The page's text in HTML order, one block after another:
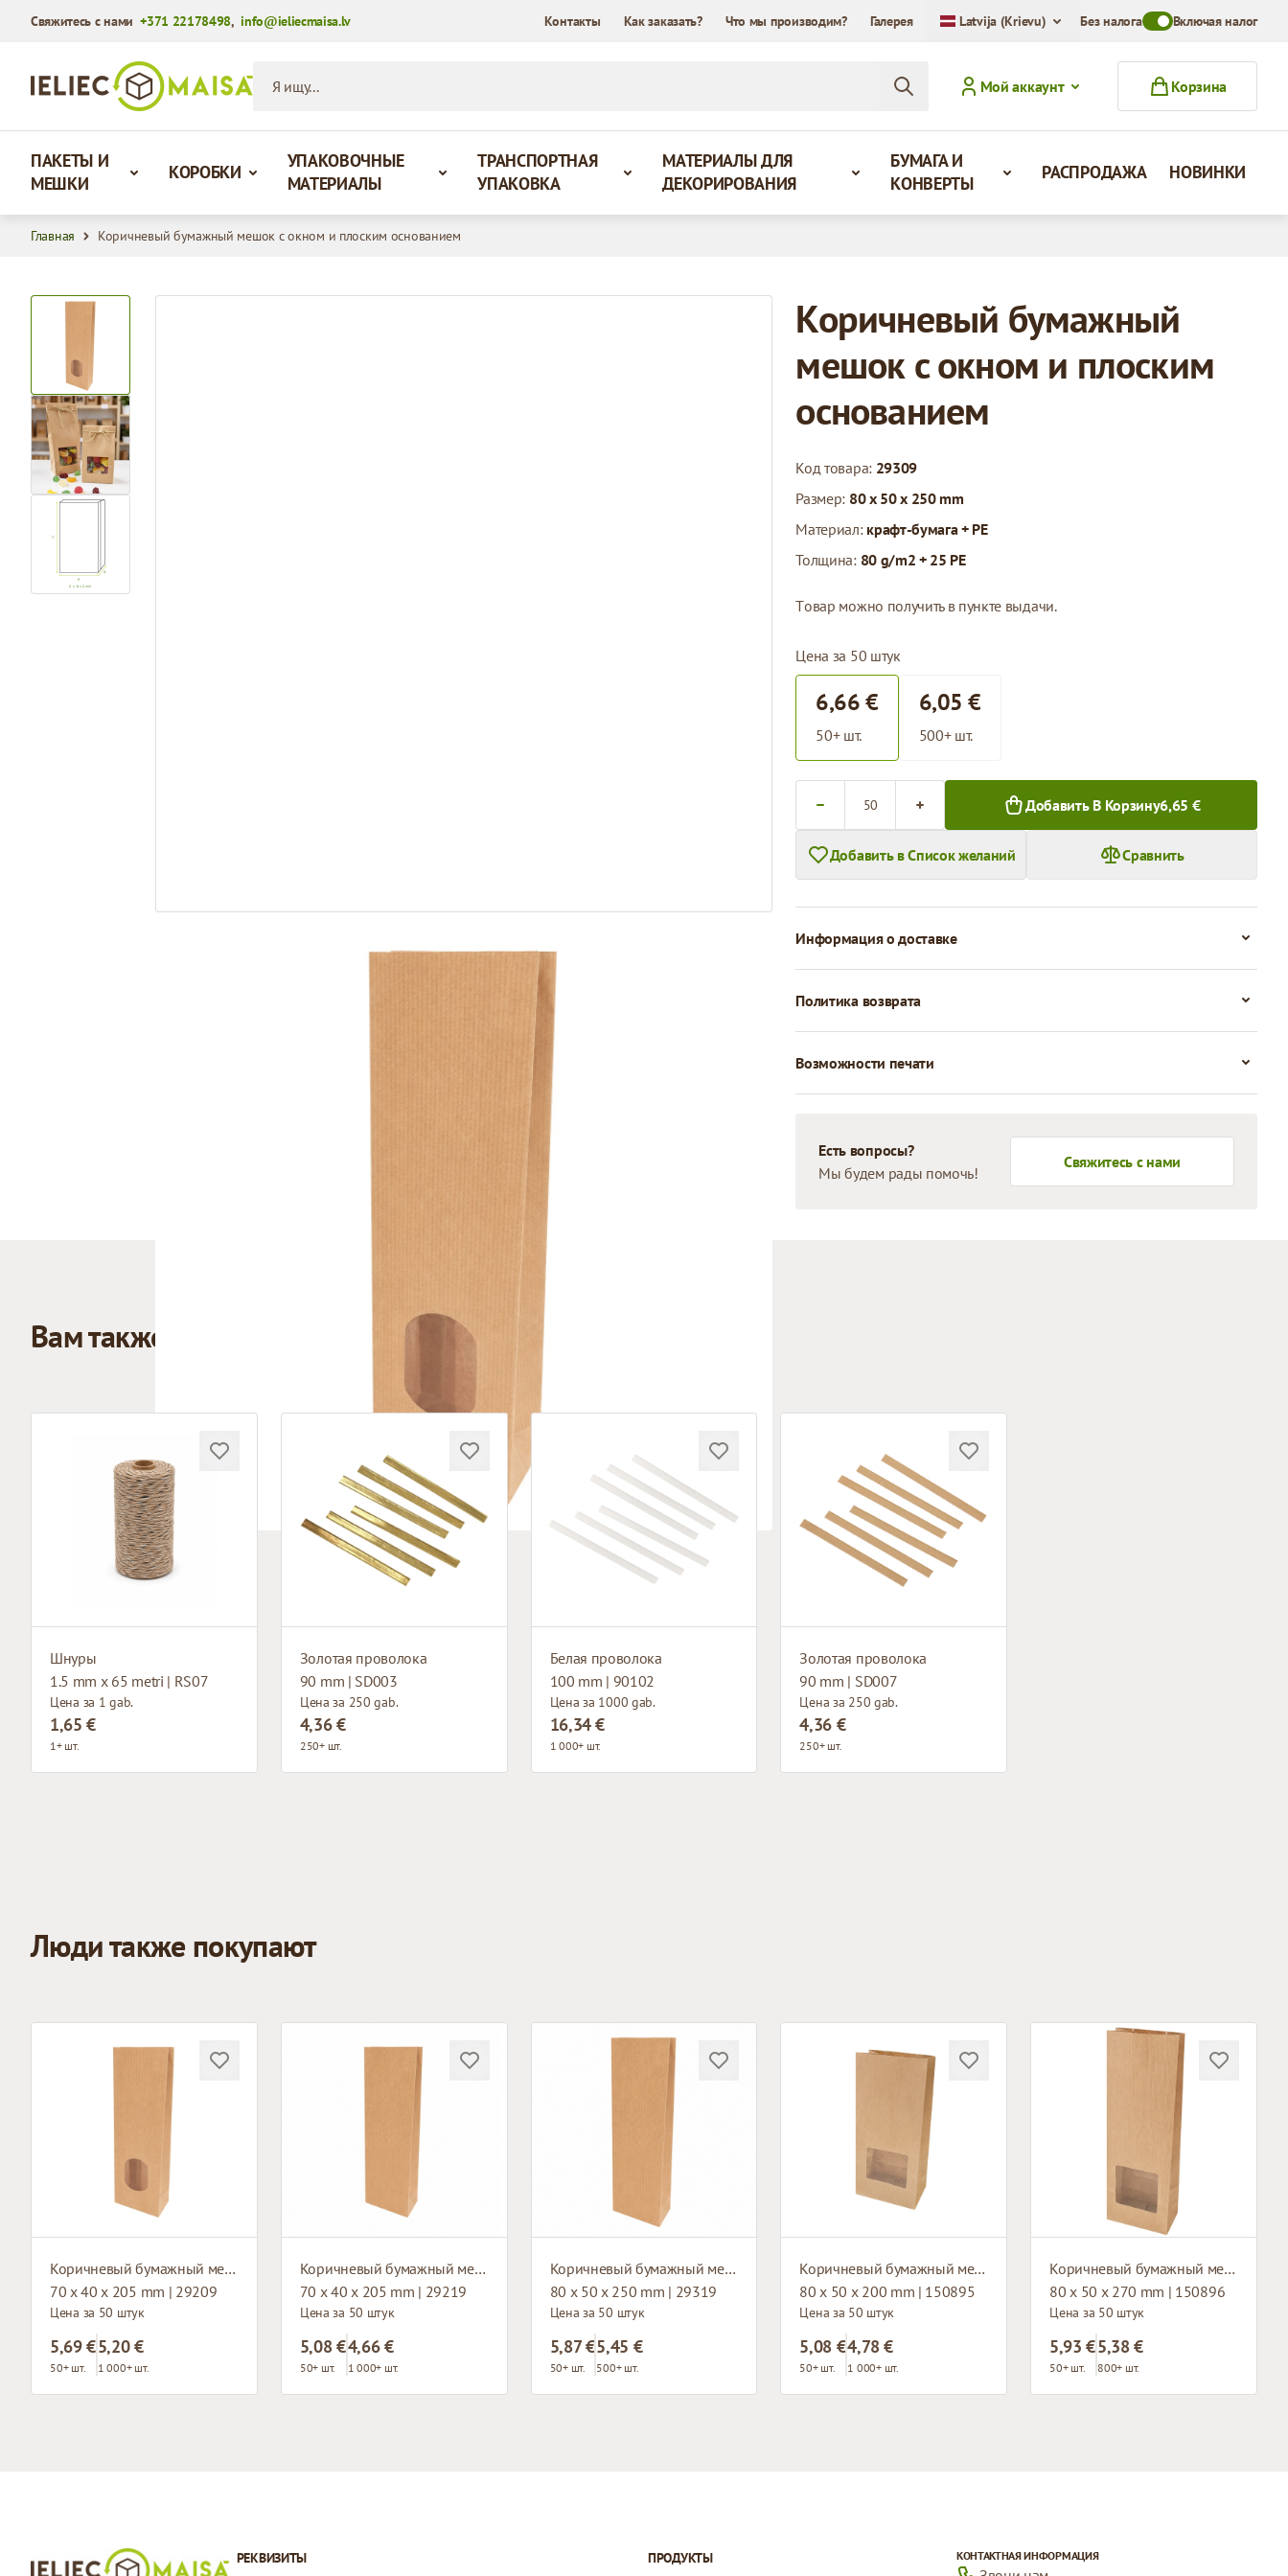
Свяжитесь с нами+371 22178498,info@ieliecmaisa.lv Контакты Как заказать? Что мы производим? Галерея Latvija (Krievu) Без налогаToggle VAT Mode
Включая налог
Мой аккаунт
Корзина
ПАКЕТЫ И
МЕШКИ
КОРОБКИ
УПАКОВОЧНЫЕ
МАТЕРИАЛЫ
ТРАНСПОРТНАЯ
УПАКОВКА
МАТЕРИАЛЫ ДЛЯ
ДЕКОРИРОВАНИЯ
БУМАГА И
КОНВЕРТЫ
РАСПРОДАЖА НОВИНКИ
Главная Коричневый бумажный мешок с окном и плоским основанием
View larger image
View larger image
View larger image
Коричневый бумажный
мешок с окном и плоским
основанием
Код товара: 29309
Размер: 80 x 50 x 250 mm
Материал: крафт-бумага + PE
Толщина: 80 g/m2 + 25 PE
Tовар можно получить в пункте выдачи.
Цена за 50 штук
6,66 €
50+ шт.
6,05 €
500+ шт.
Добавить В Корзину6,65 €
Добавить в Список желаний Сравнить
Информация о доставке
Политика возврата
Возможности печати
Есть вопросы?
Мы будем рады помочь!
Свяжитесь с нами
Вам также может понравиться
Шнуры
1.5 mm x 65 metri | RS07
Цена за 1 gab.
1,65 €
1+ шт.
Золотая проволока
90 mm | SD003
Цена за 250 gab.
4,36 €
250+ шт.
Белая проволока
100 mm | 90102
Цена за 1000 gab.
16,34 €
1 000+ шт.
Золотая проволока
90 mm | SD007
Цена за 250 gab.
4,36 €
250+ шт.
Люди также покупают
Коричневый бумажный мешок с окном и плоским основанием
70 x 40 x 205 mm | 29209
Цена за 50 штук
5,69 €
50+ шт.
5,20 €
1 000+ шт.
Коричневый бумажный мешок с плоским основанием
70 x 40 x 205 mm | 29219
Цена за 50 штук
5,08 €
50+ шт.
4,66 €
1 000+ шт.
Коричневый бумажный мешок с плоским основанием
80 x 50 x 250 mm | 29319
Цена за 50 штук
5,87 €
50+ шт.
5,45 €
500+ шт.
Коричневый бумажный мешок с окном и плоским основанием
80 x 50 x 200 mm | 150895
Цена за 50 штук
5,08 €
50+ шт.
4,78 €
1 000+ шт.
Коричневый бумажный мешок с окном и плоским основанием
80 x 50 x 270 mm | 150896
Цена за 50 штук
5,93 €
50+ шт.
5,38 €
800+ шт.
РЕКВИЗИТЫ ПРОДУКТЫ КОНТАКТНАЯ ИНФОРМАЦИЯ